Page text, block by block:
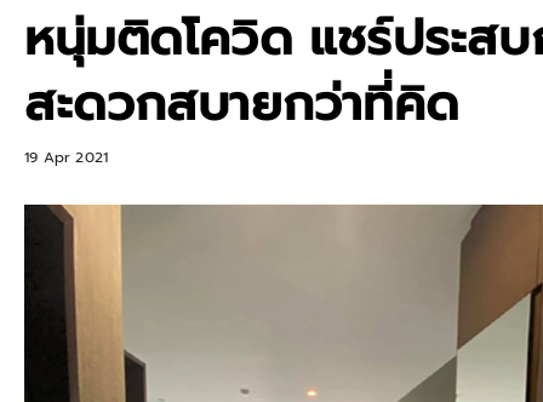
หนุ่มติดโควิด แชร์ประ
สะดวกสบายกว่าที่คิด
19 Apr 2021